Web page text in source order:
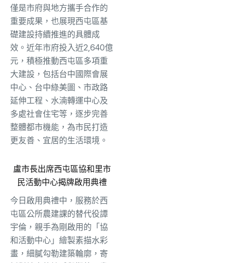
僅是市府與地方攜手合作的
重要成果，也展現西屯區基
礎建設持續推進的具體成
效。近年市府投入近2,640億
元，積極推動西屯區多項重
大建設，包括台中國際會展
中心、台中綠美圖、市政路
延伸工程、水湳轉運中心及
多處社會住宅等，逐步完善
整體都市機能，為市民打造
更友善、宜居的生活環境。
盧市長出席西屯區協和里市
民活動中心揭牌啟用典禮
今日啟用典禮中，服務於西
屯區公所農建課的替代役譚
宇倫，親手為剛啟用的「協
和活動中心」繪製素描水彩
畫，細膩勾勒建築輪廓，寄